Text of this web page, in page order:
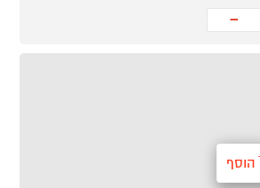
-
הוסף